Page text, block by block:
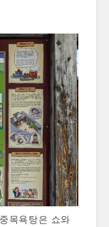
목욕탕은 쇼와